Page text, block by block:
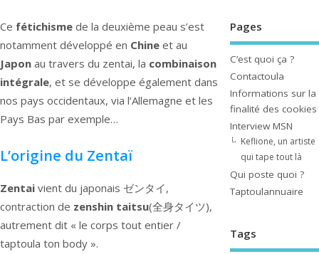
Ce fétichisme de la deuxième peau s’est
notamment développé en Chine et au
Japon au travers du zentai, la combinaison
intégrale, et se développe également dans
nos pays occidentaux, via l’Allemagne et les
Pays Bas par exemple…
L’origine du Zentaï
Zentai vient du japonais ゼンタイ,
contraction de zenshin taitsu(全身タイツ),
autrement dit « le corps tout entier /
taptoula ton body ».
Pages
C’est quoi ça ?
Contactoula
Informations sur la
finalité des cookies
Interview MSN
Keflione, un artiste
qui tape tout là
Qui poste quoi ?
Taptoulannuaire
Tags